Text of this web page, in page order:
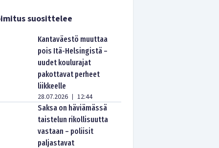
suosittelee
Kantaväestö muuttaa
pois Itä-Helsingistä –
uudet koulurajat
pakottavat perheet
liikkeelle
28.07.2026 | 12:44
Saksa on häviämässä
taistelun rikollisuutta
vastaan – poliisit
paljastavat